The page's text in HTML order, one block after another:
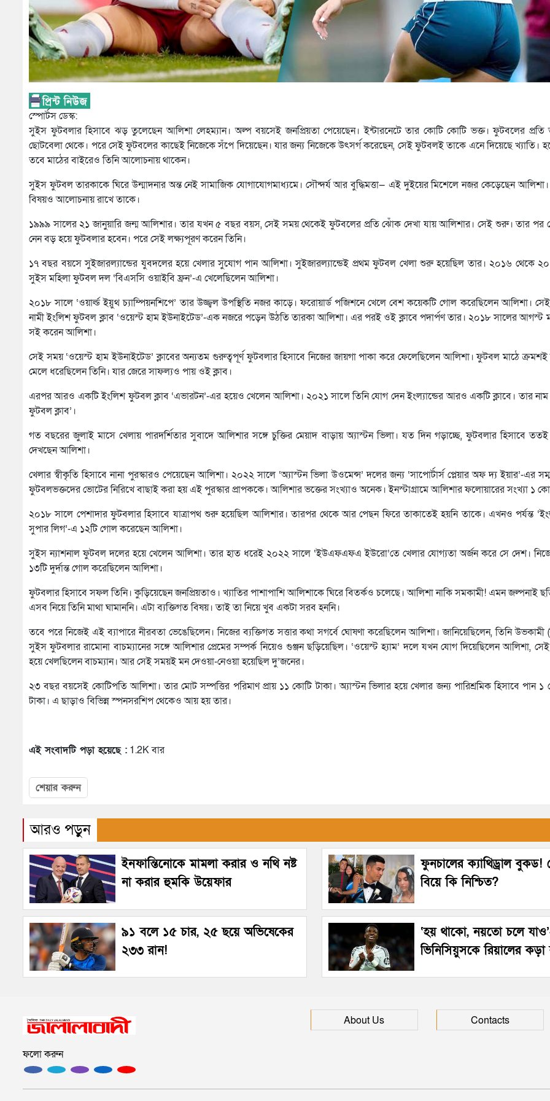
স্পোর্টস ডেস্ক:
সুইস ফুটবলার হিসাবে ঝড় তুলেছেন আলিশা লেহম্যান। অল্প বয়সেই জনপ্রিয়তা পেয়েছেন। ইন্টারনেটে তার কোটি কোটি ভক্ত। ফুটবলের প্রতি
ছোটবেলা থেকে। পরে সেই ফুটবলের কাছেই নিজেকে সঁপে দিয়েছেন। যার জন্য নিজেকে উৎসর্গ করেছেন, সেই ফুটবলই তাকে এনে দিয়েছে খ্যাতি।
তবে মাঠের বাইরেও তিনি আলোচনায় থাকেন।
সুইস ফুটবল তারকাকে ঘিরে উন্মাদনার অন্ত নেই সামাজিক যোগাযোগমাধ্যমে। সৌন্দর্য আর বুদ্ধিমত্তা— এই দুইয়ের মিশেলে নজর কেড়েছেন
বিষয়ও আলোচনায় রাখে তাকে।
১৯৯৯ সালের ২১ জানুয়ারি জন্ম আলিশার। তার যখন ৫ বছর বয়স, সেই সময় থেকেই ফুটবলের প্রতি ঝোঁক দেখা যায় আলিশার। সেই শুরু। তার পর
নেন বড় হয়ে ফুটবলার হবেন। পরে সেই লক্ষ্যপূরণ করেন তিনি।
১৭ বছর বয়সে সুইজারল্যান্ডের যুবদলের হয়ে খেলার সুযোগ পান আলিশা। সুইজারল্যান্ডেই প্রথম ফুটবল খেলা শুরু হয়েছিল তার। ২০১৬ থেকে
সুইস মহিলা ফুটবল দল ‘বিএসসি ওয়াইবি ফ্রন’-এ খেলেছিলেন আলিশা।
২০১৮ সালে ‘ওয়ার্ল্ড ইয়ুথ চ্যাম্পিয়নশিপে’ তার উজ্জ্বল উপস্থিতি নজর কাড়ে। ফরোয়ার্ড পজিশনে খেলে বেশ কয়েকটি গোল করেছিলেন আলিশা।
নামী ইংলিশ ফুটবল ক্লাব ‘ওয়েস্ট হাম ইউনাইটেড’-এক নজরে পড়েন উঠতি তারকা আলিশা। এর পরই ওই ক্লাবে পদার্পণ তার। ২০১৮ সালের আগস্ট
সই করেন আলিশা।
সেই সময় ‘ওয়েস্ট হাম ইউনাইটেড’ ক্লাবের অন্যতম গুরুত্বপূর্ণ ফুটবলার হিসাবে নিজের জায়গা পাকা করে ফেলেছিলেন আলিশা। ফুটবল মাঠে ক্রমশই
মেলে ধরেছিলেন তিনি। যার জেরে সাফল্যও পায় ওই ক্লাব।
এরপর আরও একটি ইংলিশ ফুটবল ক্লাব ‘এভারটন’-এর হয়েও খেলেন আলিশা। ২০২১ সালে তিনি যোগ দেন ইংল্যান্ডের আরও একটি ক্লাবে। তার নাম
ফুটবল ক্লাব’।
গত বছরের জুলাই মাসে খেলায় পারদর্শিতার সুবাদে আলিশার সঙ্গে চুক্তির মেয়াদ বাড়ায় অ্যাস্টন ভিলা। যত দিন গড়াচ্ছে, ফুটবলার হিসাবে
দেখছেন আলিশা।
খেলার স্বীকৃতি হিসাবে নানা পুরস্কারও পেয়েছেন আলিশা। ২০২২ সালে ‘অ্যাস্টন ভিলা উওমেন্স’ দলের জন্য ‘সাপোর্টার্স প্লেয়ার অফ দ্য ইয়ার’-এর
ফুটবলভক্তদের ভোটের নিরিখে বাছাই করা হয় এই পুরস্কার প্রাপককে। আলিশার ভক্তের সংখ্যাও অনেক। ইনস্টাগ্রামে আলিশার ফলোয়ারের সংখ্যা ১
২০১৮ সালে পেশাদার ফুটবলার হিসাবে যাত্রাপথ শুরু হয়েছিল আলিশার। তারপর থেকে আর পেছন ফিরে তাকাতেই হয়নি তাকে। এখনও পর্যন্ত
সুপার লিগ’-এ ১২টি গোল করেছেন আলিশা।
সুইস ন্যাশনাল ফুটবল দলের হয়ে খেলেন আলিশা। তার হাত ধরেই ২০২২ সালে ‘ইউএফএফএ ইউরো’তে খেলার যোগ্যতা অর্জন করে সে দেশ।
১৩টি দুর্দান্ত গোল করেছিলেন আলিশা।
ফুটবলার হিসাবে সফল তিনি। কুড়িয়েছেন জনপ্রিয়তাও। খ্যাতির পাশাপাশি আলিশাকে ঘিরে বিতর্কও চলেছে। আলিশা নাকি সমকামী! এমন জল্পনাই
এসব নিয়ে তিনি মাথা ঘামাননি। এটা ব্যক্তিগত বিষয়। তাই তা নিয়ে খুব একটা সরব হননি।
তবে পরে নিজেই এই ব্যাপারে নীরবতা ভেঙেছিলেন। নিজের ব্যক্তিগত সত্তার কথা সগর্বে ঘোষণা করেছিলেন আলিশা। জানিয়েছিলেন, তিনি উভকামী
সুইস ফুটবলার রামোনা বাচম্যানের সঙ্গে আলিশার প্রেমের সম্পর্ক নিয়েও গুঞ্জন ছড়িয়েছিল। ‘ওয়েস্ট হ্যাম’ দলে যখন যোগ দিয়েছিলেন আলিশা,
হয়ে খেলছিলেন বাচম্যান। আর সেই সময়ই মন দেওয়া-নেওয়া হয়েছিল দু’জনের।
২৩ বছর বয়সেই কোটিপতি আলিশা। তার মোট সম্পত্তির পরিমাণ প্রায় ১১ কোটি টাকা। অ্যাস্টন ভিলার হয়ে খেলার জন্য পারিশ্রমিক হিসাবে পান
টাকা। এ ছাড়াও বিভিন্ন স্পনসরশিপ থেকেও আয় হয় তার।
এই সংবাদটি পড়া হয়েছে : 1.2K বার
শেয়ার করুন
আরও পড়ুন
ইনফান্তিনোকে মামলা করার ও নথি নষ্ট
না করার হুমকি উয়েফার
ফুনচালের ক্যাথিড্রাল
বিয়ে কি নিশ্চিত?
৯১ বলে ১৫ চার, ২৫ ছয়ে অভিষেকের
২৩৩ রান!
‘হয় থাকো, নয়তো চলে
ভিনিসিয়ুসকে রিয়ালের কড়া
ফলো করুন
About Us Contacts